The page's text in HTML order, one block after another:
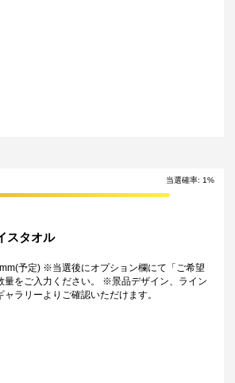
期限内に登録いただけなかった場合、ご希望の
なし景品は別配送となる場合がございます。
りくじページに記載のお届け目安から前後し
おりません。
合、「くじ引き内容の選択」にてご希望の景品
選択の上でくじ引きを行ってください。
間内くじ引き1回ごとにチャレンジできる特別
ス賞の期間終了後に一括で行い、完了次第当落
ンジには初回のみアンケートへのご回答が必須と
催中のWチャンス賞へ応募となります。
当選確率: 1%
スタオル
予定) ※当選後にオプション欄にて「ご希望
量をご入力ください。 ※景品デザイン、ライン
ラリーよりご確認いただけます。